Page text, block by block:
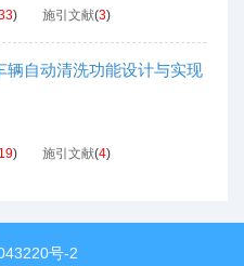
) 施引文献(3)
辆自动清洗功能设计与实现
19) 施引文献(4)
号-2